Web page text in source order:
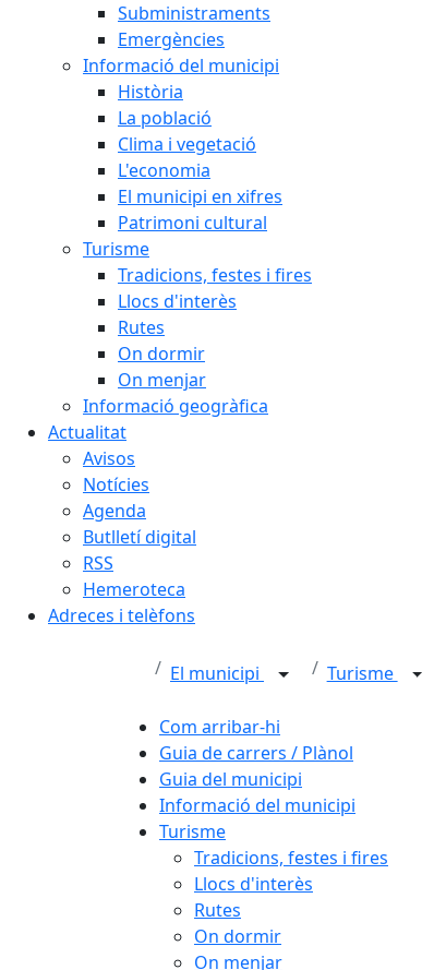
Subministraments
Emergències
Informació del municipi
Història
La població
Clima i vegetació
L'economia
El municipi en xifres
Patrimoni cultural
Turisme
Tradicions, festes i fires
Llocs d'interès
Rutes
On dormir
On menjar
Informació geogràfica
Actualitat
Avisos
Notícies
Agenda
Butlletí digital
RSS
Hemeroteca
Adreces i telèfons
El municipi Turisme
Com arribar-hi
Guia de carrers / Plànol
Guia del municipi
Informació del municipi
Turisme
Tradicions, festes i fires
Llocs d'interès
Rutes
On dormir
On menjar